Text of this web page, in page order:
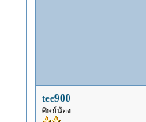
tee900
ศิษย์น้อง